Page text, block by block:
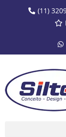
(11)